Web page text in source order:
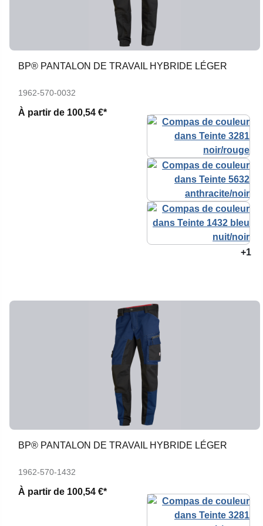
BP® PANTALON DE TRAVAIL HYBRIDE LÉGER
1962-570-0032
À partir de 100,54 €*
+1
BP® PANTALON DE TRAVAIL HYBRIDE LÉGER
1962-570-1432
À partir de 100,54 €*